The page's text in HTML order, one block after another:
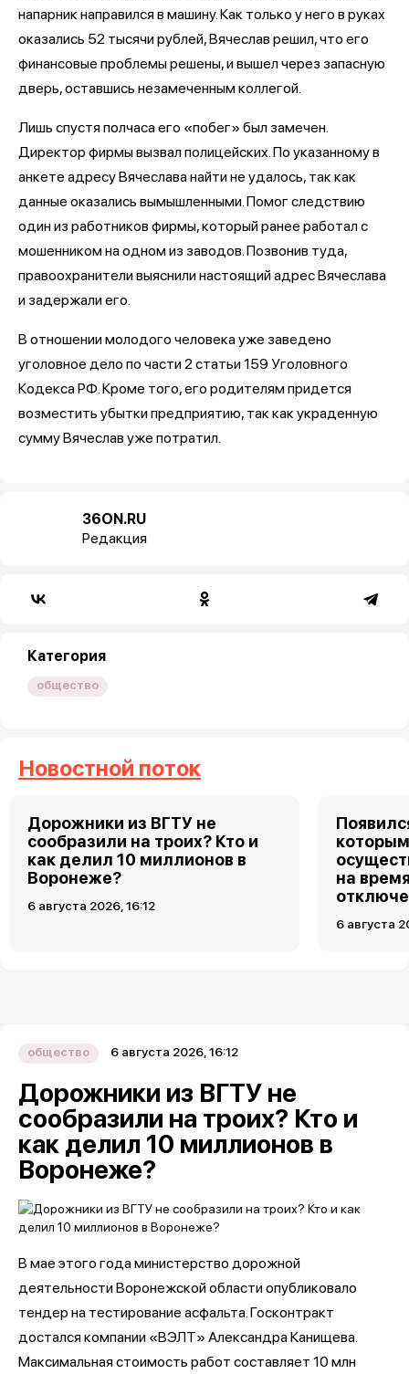
напарник направился в машину. Как только у него в руках
оказались 52 тысячи рублей, Вячеслав решил, что его
финансовые проблемы решены, и вышел через запасную
дверь, оставшись незамеченным коллегой.
Лишь спустя полчаса его «побег» был замечен.
Директор фирмы вызвал полицейских. По указанному в
анкете адресу Вячеслава найти не удалось, так как
данные оказались вымышленными. Помог следствию
один из работников фирмы, который ранее работал с
мошенником на одном из заводов. Позвонив туда,
правоохранители выяснили настоящий адрес Вячеслава
и задержали его.
В отношении молодого человека уже заведено
уголовное дело по части 2 статьи 159 Уголовного
Кодекса РФ. Кроме того, его родителям придется
возместить убытки предприятию, так как украденную
сумму Вячеслав уже потратил.
36ON.RU
Редакция
Категория
общество
Новостной поток
Дорожники из ВГТУ не
сообразили на троих? Кто и
как делил 10 миллионов в
Воронеже?
6 августа 2026, 16:12
на
6 августа
общество 6 августа 2026, 16:12
Дорожники из ВГТУ не
сообразили на троих? Кто и
как делил 10 миллионов в
Воронеже?
В мае этого года министерство дорожной
деятельности Воронежской области опубликовало
тендер на тестирование асфальта. Госконтракт
достался компании «ВЭЛТ» Александра Канищева.
Максимальная стоимость работ составляет 10 млн